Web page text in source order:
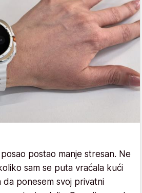
postao manje stresan. Ne
sam se puta vraćala kući
da ponesem svoj privatni